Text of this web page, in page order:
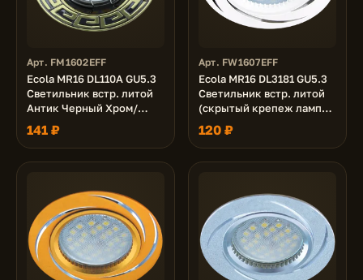
Арт. FM1602EFF
Ecola MR16 DL110A GU5.3
Светильник встр. литой
Антик Черный Хром/
Золото 24x86 (кd74)
141 ₽
Арт. FW1607EFF
Ecola MR16 DL3181 GU5.3
Светильник встр. литой
(скрытый крепеж лампы)
Белый/Алюм Вихрь 23x78
(кd74)
120 ₽